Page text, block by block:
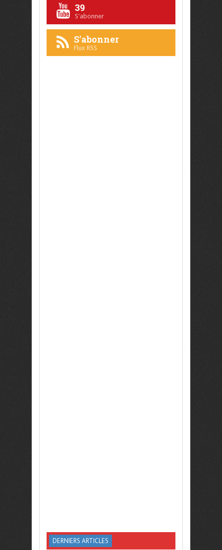
39
S'abonner
S'abonner
Flux RSS
DERNIERS ARTICLES